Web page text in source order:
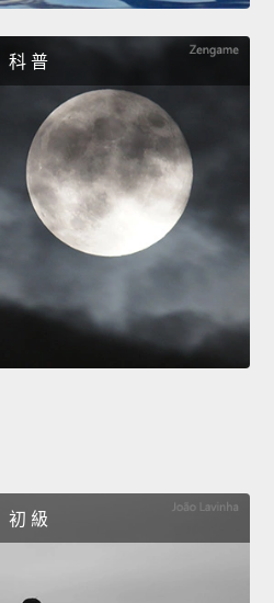
科 普
初 級